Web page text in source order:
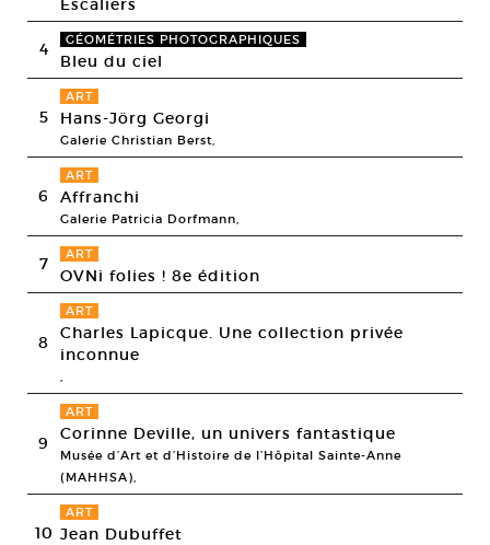
Escaliers
4 GÉOMÉTRIES PHOTOGRAPHIQUES
Bleu du ciel
5
ART
Hans-Jörg Georgi
Galerie Christian Berst,
6
ART
Affranchi
Galerie Patricia Dorfmann,
7 ART
OVNi folies ! 8e édition
8
ART
Charles Lapicque. Une collection privée
inconnue
,
9
ART
Corinne Deville, un univers fantastique
Musée d’Art et d’Histoire de l’Hôpital Sainte-Anne
(MAHHSA),
10
ART
Jean Dubuffet